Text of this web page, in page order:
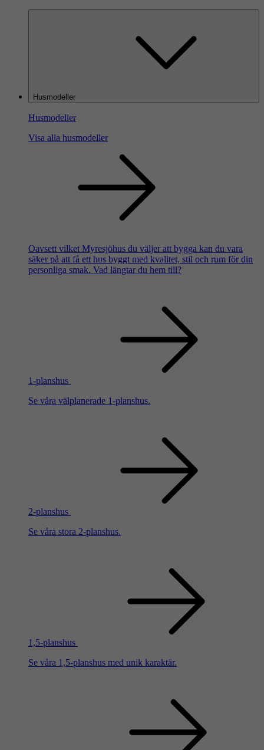
Husmodeller
Husmodeller
Visa alla husmodeller
Oavsett vilket Myresjöhus du väljer att bygga kan du vara
säker på att få ett hus byggt med kvalitet, stil och rum för din
personliga smak. Vad längtar du hem till?
1-planshus
Se våra välplanerade 1-planshus.
2-planshus
Se våra stora 2-planshus.
1,5-planshus
Se våra 1,5-planshus med unik karaktär.